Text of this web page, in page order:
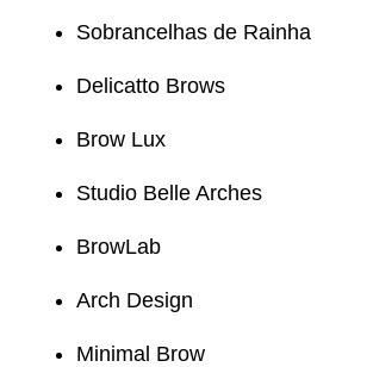
Sobrancelhas de Rainha
Delicatto Brows
Brow Lux
Studio Belle Arches
BrowLab
Arch Design
Minimal Brow